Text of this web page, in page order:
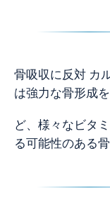
骨吸収に反対 カ
は強力な骨形成
ど、様々なビタ
る可能性のある